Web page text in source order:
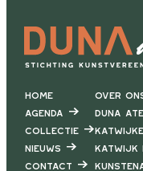
Home
Agenda
Collectie
Nieuws
Contact
Over
DUNA
Katwijk